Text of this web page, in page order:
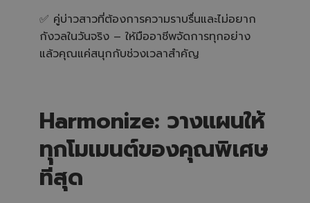
✅ คู่บ่าวสาวที่ต้องการความราบรื่นและไม่อยาก
กังวลในวันจริง – ให้มืออาชีพจัดการทุกอย่าง
แล้วคุณแค่สนุกกับช่วงเวลาสำคัญ
Harmonize: วางแผนให้
ทุกโมเมนต์ของคุณพิเศษ
ที่สุด